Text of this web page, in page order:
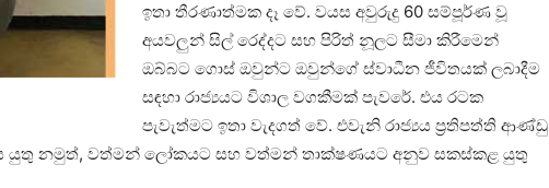
ඉතා තීරණාත්මක දෑ වේ. වයස අවුරුදු 60 සම්පූර්ණ වූ
අයවලුන් සිල් රෙද්දට සහ පිරිත් නූලට සීමා කිරීමෙන්
ඔබ්බට ගොස් ඔවුන්ට ඔවුන්ගේ ස්වාධීන ජීවිතයක් ලබාදීම
සඳහා රාජ්‍යයට විශාල වගකීමක් පැවරේ. එය රටක
පැවැත්මට ඉතා වැදගත් වේ. එවැනි රාජ්‍යය ප්‍රතිපත්ති ආණ්ඩු
නමුත්, වත්මන් ලෝකයට සහ වත්මන් තාක්ෂණයට අනුව සකස්කළ යුතු